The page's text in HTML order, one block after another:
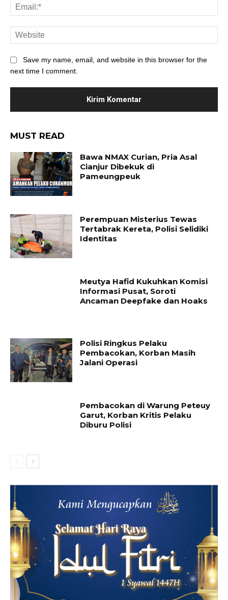
Save my name, email, and website in this browser for the
next time I comment.
MUST READ
Bawa NMAX Curian, Pria Asal
Cianjur Dibekuk di
Pameungpeuk
Perempuan Misterius Tewas
Tertabrak Kereta, Polisi Selidiki
Identitas
Meutya Hafid Kukuhkan Komisi
Informasi Pusat, Soroti
Ancaman Deepfake dan Hoaks
Polisi Ringkus Pelaku
Pembacokan, Korban Masih
Jalani Operasi
Pembacokan di Warung Peteuy
Garut, Korban Kritis Pelaku
Diburu Polisi